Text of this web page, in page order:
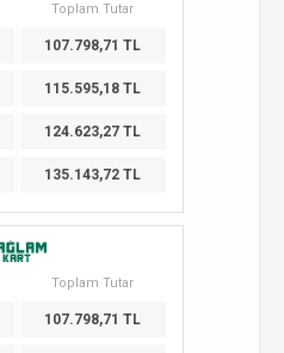
Toplam Tutar
107.798,71 TL
115.595,18 TL
124.623,27 TL
135.143,72 TL
Toplam Tutar
107.798,71 TL